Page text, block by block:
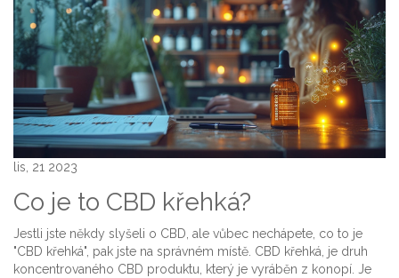
lis, 21 2023
Co je to CBD křehká?
Jestli jste někdy slyšeli o CBD, ale vůbec nechápete, co to je
"CBD křehká", pak jste na správném místě. CBD křehká, je druh
koncentrovaného CBD produktu, který je vyráběn z konopí. Je